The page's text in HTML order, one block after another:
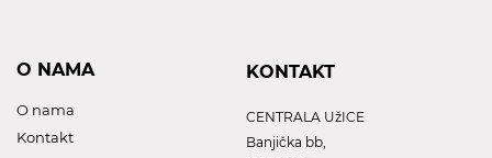
O NAMA
O nama
Kontakt
KONTAKT
CENTRALA UžICE
Banjička bb,